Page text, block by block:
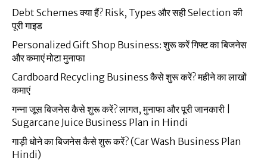
Debt Schemes क्या हैं? Risk, Types और सही Selection की
पूरी गाइड
Personalized Gift Shop Business: शुरू करें गिफ्ट का बिजनेस
और कमाएं मोटा मुनाफा
Cardboard Recycling Business कैसे शुरू करें? महीने का लाखों
कमाएं
गन्ना जूस बिजनेस कैसे शुरू करें? लागत, मुनाफा और पूरी जानकारी |
Sugarcane Juice Business Plan in Hindi
गाड़ी धोने का बिजनेस कैसे शुरू करें? (Car Wash Business Plan
Hindi)